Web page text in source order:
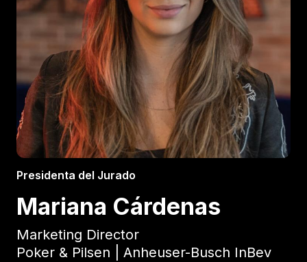
Presidenta del Jurado
Mariana Cárdenas
Marketing Director
Poker & Pilsen | Anheuser-Busch InBev